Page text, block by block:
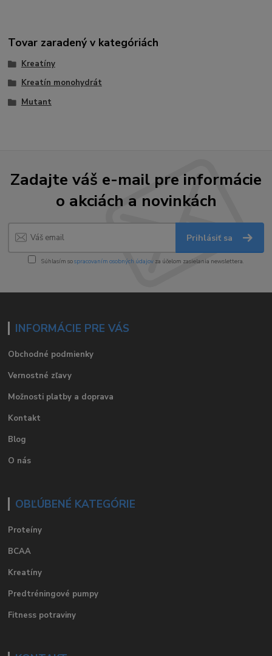
Tovar zaradený v kategóriách
Kreatíny
Kreatín monohydrát
Mutant
Zadajte váš e-mail pre informácie
o akciách a novinkách
Prihlásiť sa
Súhlasím sospracovaním osobných údajov za účelom zasielania newslettera.
INFORMÁCIE PRE VÁS
Obchodné podmienky
Vernostné zľavy
Možnosti platby a doprava
Kontakt
Blog
O nás
OBĽÚBENÉ KATEGÓRIE
Proteíny
BCAA
Kreatíny
Predtréningové pumpy
Fitness potraviny